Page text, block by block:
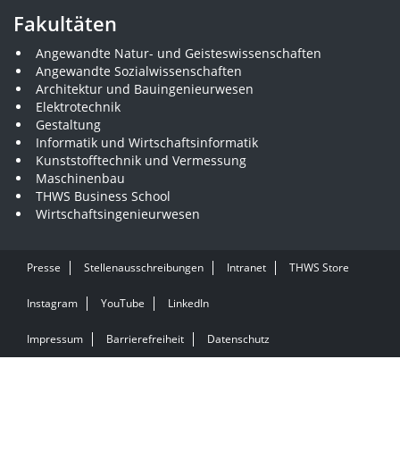
Fakultäten
Angewandte Natur- und Geisteswissenschaften
Angewandte Sozialwissenschaften
Architektur und Bauingenieurwesen
Elektrotechnik
Gestaltung
Informatik und Wirtschaftsinformatik
Kunststofftechnik und Vermessung
Maschinenbau
THWS Business School
Wirtschaftsingenieurwesen
Presse Stellenausschreibungen Intranet THWS Store
Instagram YouTube LinkedIn
Impressum Barrierefreiheit Datenschutz